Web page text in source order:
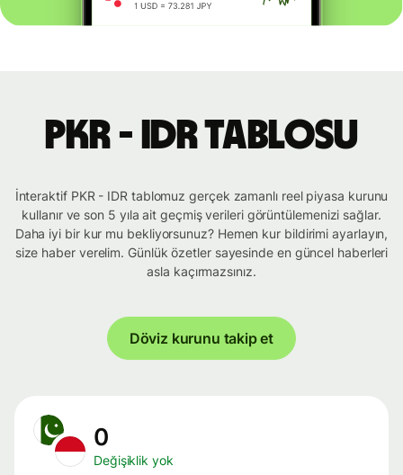
PKR - IDR tablosu
İnteraktif PKR - IDR tablomuz gerçek zamanlı reel piyasa kurunu
kullanır ve son 5 yıla ait geçmiş verileri görüntülemenizi sağlar.
Daha iyi bir kur mu bekliyorsunuz? Hemen kur bildirimi ayarlayın,
size haber verelim. Günlük özetler sayesinde en güncel haberleri
asla kaçırmazsınız.
Döviz kurunu takip et
0
Değişiklik yok